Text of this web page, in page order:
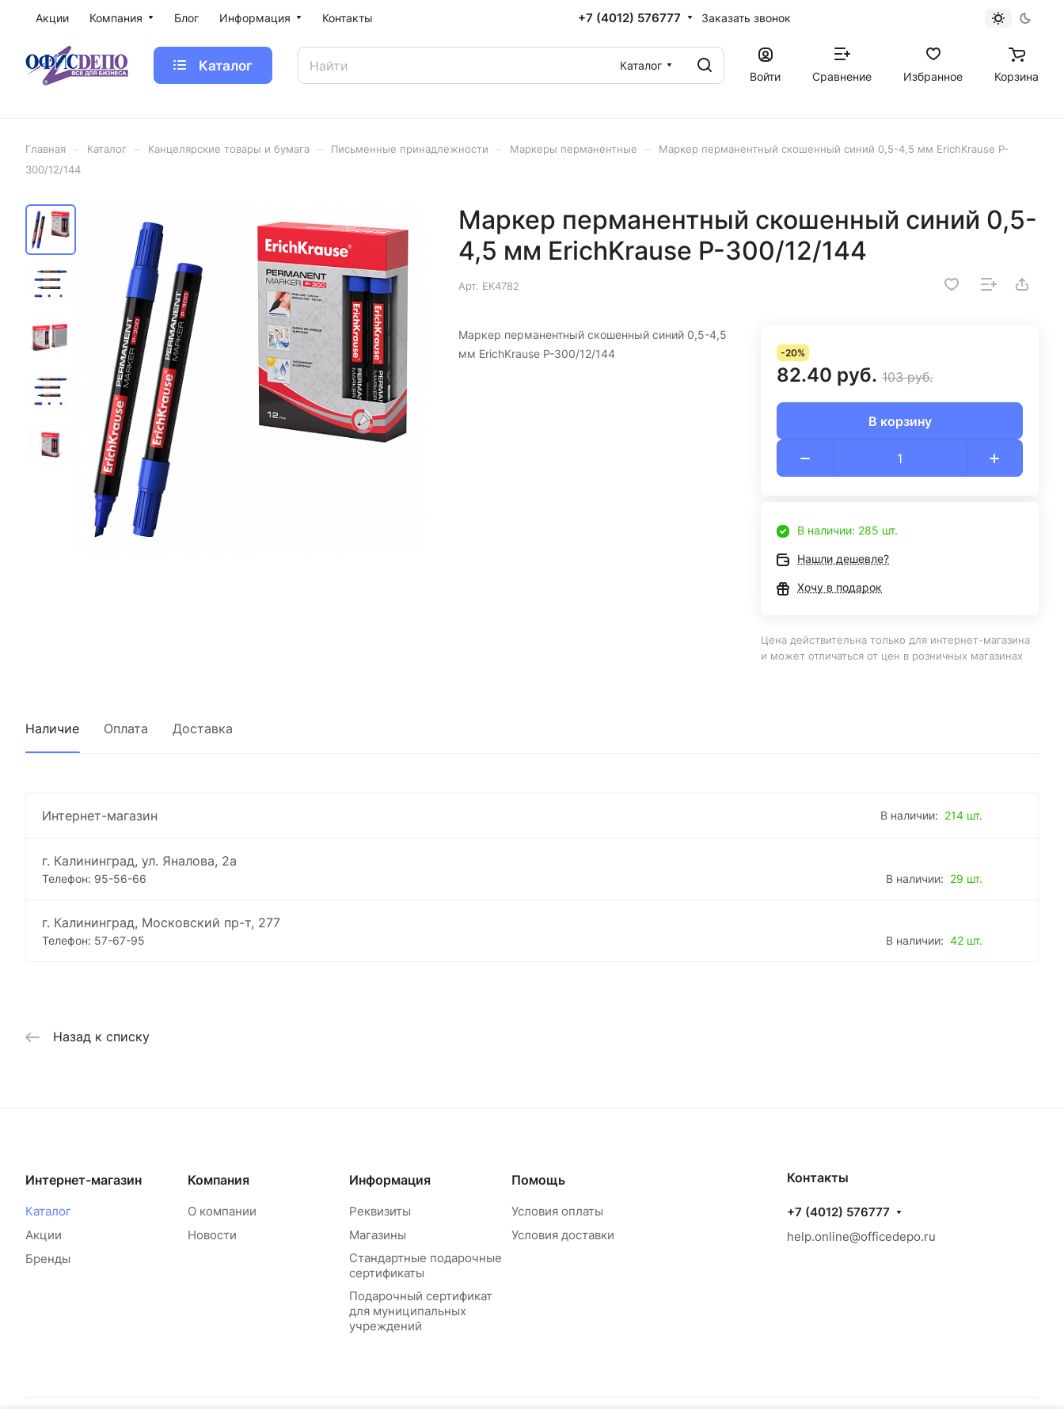
Акции Компания Блог Информация Контакты +7 (4012) 576777 Заказать звонок
Каталог
Каталог
Войти
Сравнение Избранное Корзина
Главная Каталог Канцелярские товары и бумага Письменные принадлежности Маркеры перманентные
Маркер перманентный скошенный синий 0,5-4,5 мм ErichKrause P-
300/12/144
Маркер перманентный скошенный синий 0,5-
4,5 мм ErichKrause P-300/12/144
Арт. EK4782
Маркер перманентный скошенный синий 0,5-4,5
мм ErichKrause P-300/12/144
-20%
82.40 руб. 103 руб.
В корзину
В наличии: 285 шт.
Нашли дешевле?
Хочу в подарок
Цена действительна только для интернет-магазина
и может отличаться от цен в розничных магазинах
Наличие Оплата Доставка
Интернет-магазин В наличии: 214 шт.
г. Калининград, ул. Яналова, 2а
Телефон: 95-56-66 В наличии: 29 шт.
г. Калининград, Московский пр-т, 277
Телефон: 57-67-95 В наличии: 42 шт.
Назад к списку
Интернет-магазин
Каталог
Акции
Бренды
Компания
О компании
Новости
Информация
Реквизиты
Магазины
Стандартные подарочные
сертификаты
Подарочный сертификат
для муниципальных
учреждений
Помощь
Условия оплаты
Условия доставки
Контакты
+7 (4012) 576777
help.online@officedepo.ru